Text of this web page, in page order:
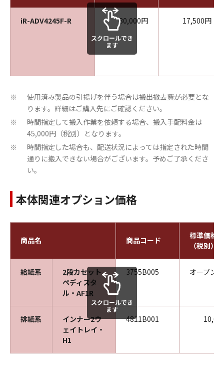
iR-ADV4245F-R 30,000円 17,500円
スクロールでき
ます
※
使用済み製品の引揚げを伴う場合は搬出撤去費が必要とな
ります。詳細はご購入先にご確認ください。
※
時間指定して搬入作業を依頼する場合、搬入手配料金は
45,000円（税別）となります。
※
時間指定した場合も、配送状況によっては指定された時間
通りに搬入できない場合がございます。予めご了承くださ
い。
本体関連オプション価格
商品名 商品コード
標準価格
（税別）
給紙系
2段カセット
ぺディスタ
ル・AF1R
3755B005 オープン
排紙系
インナー2ウ
ェイトレイ・
H1
4811B001
スクロールでき
ます